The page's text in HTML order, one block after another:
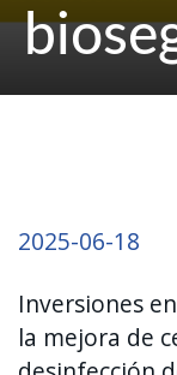
2025-06-18
Inversiones
la mejora de